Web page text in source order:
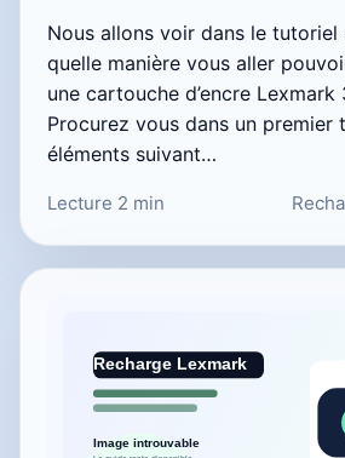
Nous allons voir dans le tutoriel
quelle manière vous aller
une cartouche d’encre Lexmark
Procurez vous dans un premier
éléments suivant…
Lecture 2 min